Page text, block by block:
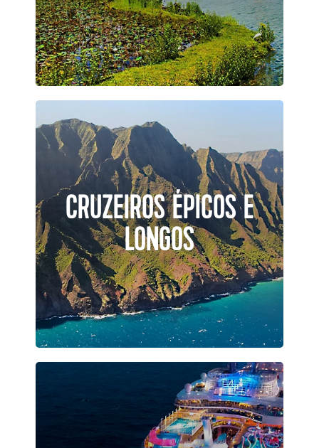
CRUZEIROS ÉPICOS E
LONGOS